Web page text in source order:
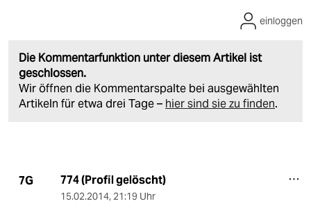
Die Kommentarfunktion unter diesem Artikel ist
geschlossen.
Wir öffnen die Kommentarspalte bei ausgewählten
Artikeln für etwa drei Tage – hier sind sie zu finden.
einloggen
7G 774 (Profil gelöscht)
15.02.2014, 21:19 Uhr